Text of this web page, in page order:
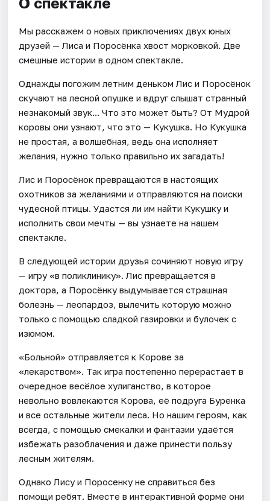
Мы расскажем о новых приключениях двух юных
друзей — Лиса и Поросёнка хвост морковкой. Две
смешные истории в одном спектакле.
Однажды погожим летним деньком Лис и Поросёнок
скучают на лесной опушке и вдруг слышат странный
незнакомый звук... Что это может быть? От Мудрой
коровы они узнают, что это — Кукушка. Но Кукушка
не простая, а волшебная, ведь она исполняет
желания, нужно только правильно их загадать!
Лис и Поросёнок превращаются в настоящих
охотников за желаниями и отправляются на поиски
чудесной птицы. Удастся ли им найти Кукушку и
исполнить свои мечты — вы узнаете на нашем
спектакле.
В следующей истории друзья сочиняют новую игру
— игру «в поликлинику». Лис превращается в
доктора, а Поросёнку выдумывается страшная
болезнь — леопардоз, вылечить которую можно
только с помощью сладкой газировки и булочек с
изюмом.
«Больной» отправляется к Корове за
«лекарством». Так игра постепенно перерастает в
очередное весёлое хулиганство, в которое
невольно вовлекаются Корова, её подруга Буренка
и все остальные жители леса. Но нашим героям, как
всегда, с помощью смекалки и фантазии удаётся
избежать разоблачения и даже принести пользу
лесным жителям.
Однако Лису и Поросенку не справиться без
помощи ребят. Вместе в интерактивной форме они